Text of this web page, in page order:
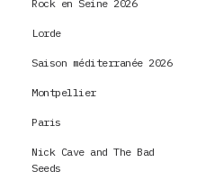
Rock en Seine 2026
Lorde
Saison méditerranée 2026
Montpellier
Paris
Nick Cave and The Bad
Seeds